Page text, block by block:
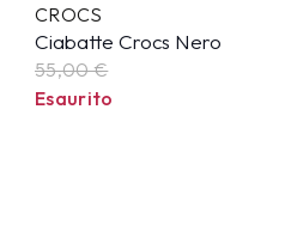
CROCS
Ciabatte Crocs Nero
55,00 €
Esaurito